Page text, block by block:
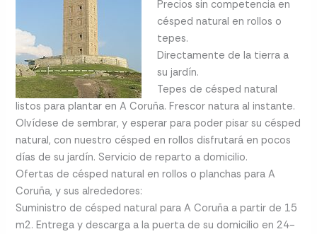
Precios sin competencia en
césped natural en rollos o
tepes.
Directamente de la tierra a
su jardín.
Tepes de césped natural
listos para plantar en A Coruña. Frescor natura al instante.
Olvídese de sembrar, y esperar para poder pisar su césped
natural, con nuestro césped en rollos disfrutará en pocos
días de su jardín. Servicio de reparto a domicilio.
Ofertas de césped natural en rollos o planchas para A
Coruña, y sus alrededores:
Suministro de césped natural para A Coruña a partir de 15
m2. Entrega y descarga a la puerta de su domicilio en 24-